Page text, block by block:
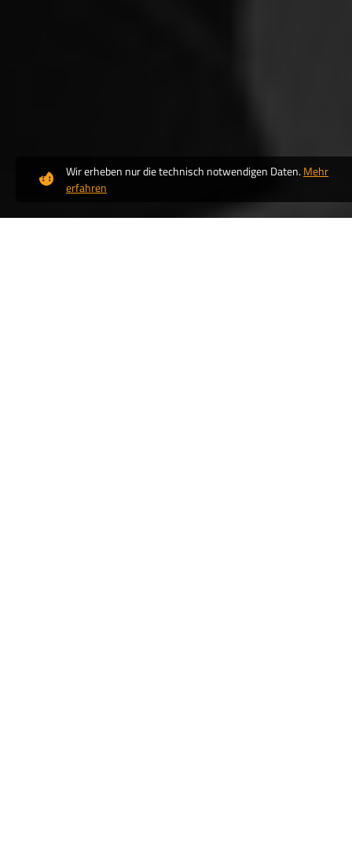
Wir erheben nur die technisch notwendigen Daten.Mehr
erfahren